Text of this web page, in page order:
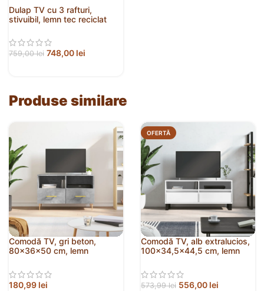
Dulap TV cu 3 rafturi,
stivuibil, lemn tec reciclat
759,00lei 748,00 lei
Produse similare
Comodă TV, gri beton,
80x36x50 cm, lemn
180,99 lei
OFERTĂ
Comodă TV, alb extralucios,
100×34,5×44,5 cm, lemn
573,99lei 556,00 lei